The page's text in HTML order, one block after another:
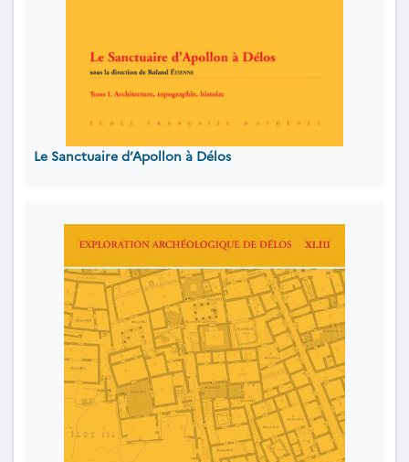
Le Sanctuaire d’Apollon à Délos